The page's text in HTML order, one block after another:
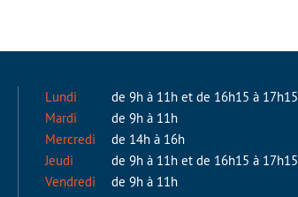
Lundi
de 9h à 11h et de 16h15 à 17h15
Mardi
de 9h à 11h
Mercredi
de 14h à 16h
Jeudi
de 9h à 11h et de 16h15 à 17h15
Vendredi
de 9h à 11h